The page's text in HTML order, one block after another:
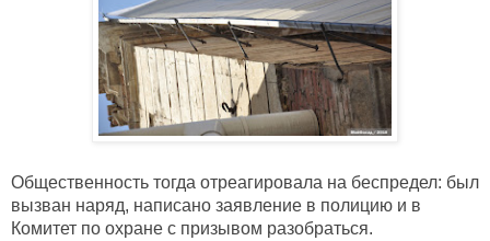
Общественность тогда отреагировала на беспредел: был
вызван наряд, написано заявление в полицию и в
Комитет по охране с призывом разобраться.